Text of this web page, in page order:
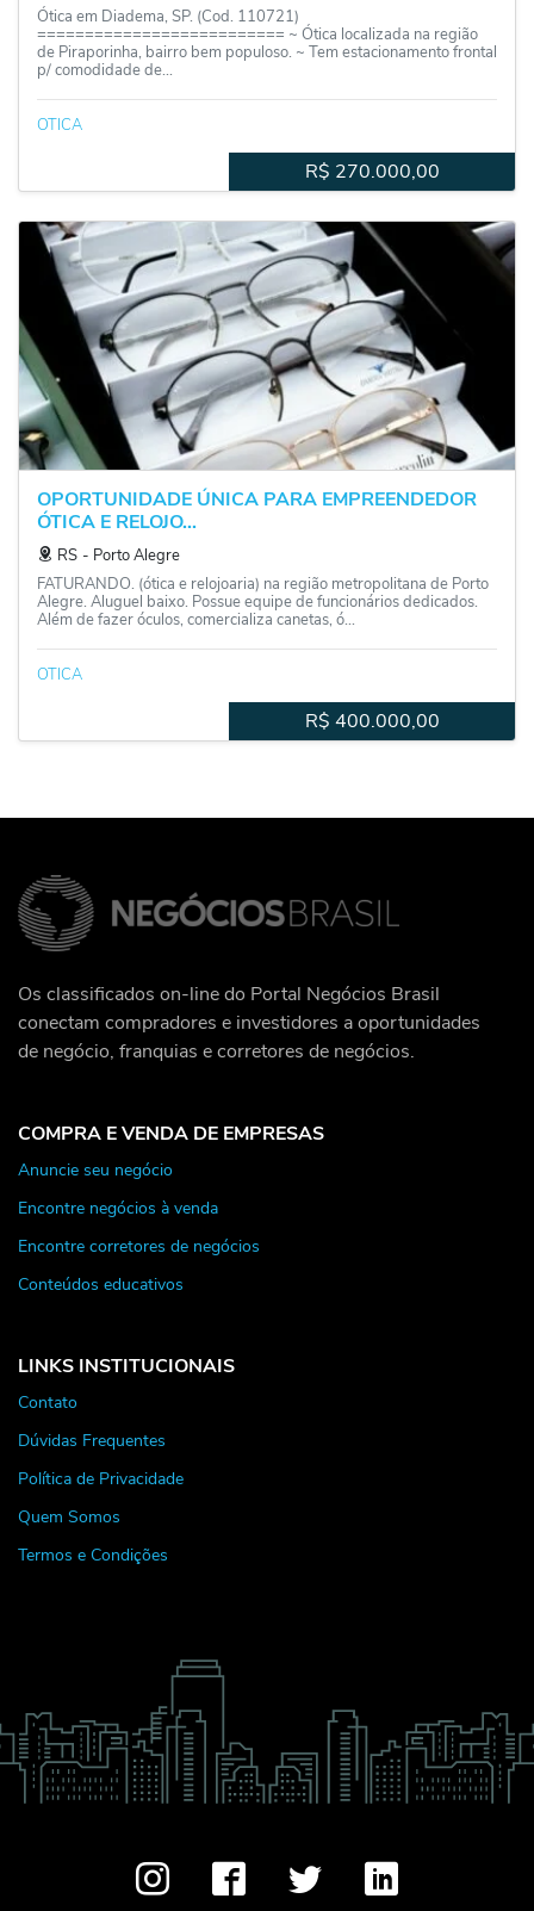
Ótica em Diadema, SP. (Cod. 110721)
========================== ~ Ótica localizada na região
de Piraporinha, bairro bem populoso. ~ Tem estacionamento frontal
p/ comodidade de...
OTICA
R$ 270.000,00
OPORTUNIDADE ÚNICA PARA EMPREENDEDOR
ÓTICA E RELOJO...
RS ‐ Porto Alegre
FATURANDO. (ótica e relojoaria) na região metropolitana de Porto
Alegre. Aluguel baixo. Possue equipe de funcionários dedicados.
Além de fazer óculos, comercializa canetas, ó...
OTICA
R$ 400.000,00
Os classificados on-line do Portal Negócios Brasil
conectam compradores e investidores a oportunidades
de negócio, franquias e corretores de negócios.
COMPRA E VENDA DE EMPRESAS
Anuncie seu negócio
Encontre negócios à venda
Encontre corretores de negócios
Conteúdos educativos
LINKS INSTITUCIONAIS
Contato
Dúvidas Frequentes
Política de Privacidade
Quem Somos
Termos e Condições